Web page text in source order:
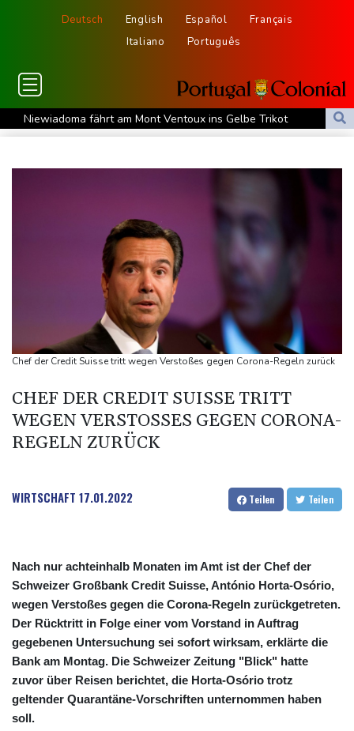
Deutsch English Español
Français
Italiano
Português
Niewiadoma fährt am Mont Ventoux ins Gelbe Trikot
Trumps umstrittener Justizminister Blanche kurz vor der
Peru und Mexiko nehmen diplomatische Beziehungen wieder auf
"Steile Lernkurve": Kretschmann lobt Amtsführung von Merz
US-Unternehmen bauen im Juli Arbeitsplätze ab
Saudi-Arabien, Türkei und Pakistan schließen inmitten von Iran-
Krieg Verteidigungsabkommen
Polizei entdeckt Cannabisplantage mit mehr als 900 Pflanzen in
Kerpen - Festnahme
Xiaomi Skynomad: N70 und N90 erhöhen den Druck auf Europas
SUV-Markt
Falschvideo zu Merz-Rücktritt
Papst Leo XIV. will bei Frankreich-Besuch Missbrauchsopfer
treffen
Chef der Credit Suisse tritt wegen Verstoßes gegen Corona-Regeln zurück
CHEF DER CREDIT SUISSE TRITT
WEGEN VERSTOSSES GEGEN CORONA-R
EGELN ZURÜCK
WIRTSCHAFT 17.01.2022 Teilen Teilen
Nach nur achteinhalb Monaten im Amt ist der Chef der
Schweizer Großbank Credit Suisse, António Horta-Osório,
wegen Verstoßes gegen die Corona-Regeln zurückgetreten.
Der Rücktritt in Folge einer vom Vorstand in Auftrag
gegebenen Untersuchung sei sofort wirksam, erklärte die
Bank am Montag. Die Schweizer Zeitung "Blick" hatte
zuvor über Reisen berichtet, die Horta-Osório trotz
geltender Quarantäne-Vorschriften unternommen haben
soll.